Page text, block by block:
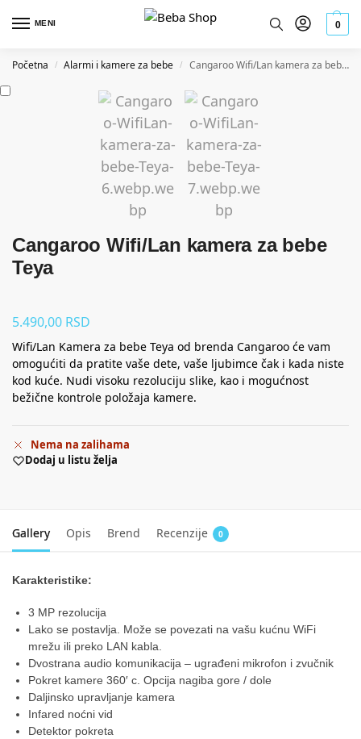
MENI 0
Početna / Alarmi i kamere za bebe / Cangaroo Wifi/Lan kamera za bebe Teya
Cangaroo Wifi/Lan kamera za bebe
Teya
5.490,00 RSD
Wifi/Lan Kamera za bebe Teya od brenda Cangaroo će vam
omogućiti da pratite vaše dete, vaše ljubimce čak i kada niste
kod kuće. Nudi visoku rezoluciju slike, kao i mogućnost
bežične kontrole položaja kamere.
Nema na zalihama
Dodaj u listu želja
Gallery Opis Brend Recenzije 0
Karakteristike:
3 MP rezolucija
Lako se postavlja. Može se povezati na vašu kućnu WiFi
mrežu ili preko LAN kabla.
Dvostrana audio komunikacija – ugrađeni mikrofon i zvučnik
Pokret kamere 360′ c. Opcija nagiba gore / dole
Daljinsko upravljanje kamera
Infared noćni vid
Detektor pokreta